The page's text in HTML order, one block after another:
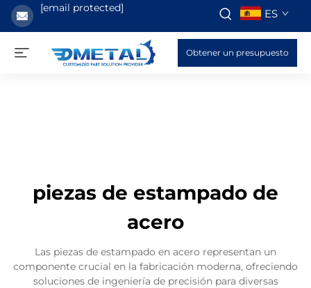
[email protected] ES
Obtener un presupuesto
piezas de estampado de
acero
Las piezas de estampado en acero representan un
componente crucial en la fabricación moderna, ofreciendo
soluciones de ingeniería de precisión para diversas